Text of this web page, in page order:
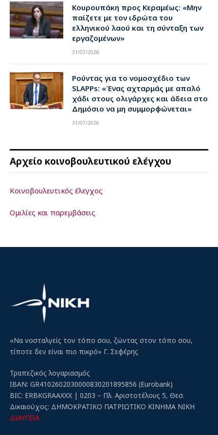
Κουρουπάκη προς Κεραμέως: «Μην
παίζετε με τον ιδρώτα του
ελληνικού λαού και τη σύνταξη των
εργαζομένων»
31/07/2026
Ρούντας για το νομοσχέδιο των
SLAPPs: «Ένας αχταρμάς με απαλό
χάδι στους ολιγάρχες και άδεια στο
Δημόσιο να μη συμμορφώνεται»
31/07/2026
Αρχείο κοινοβουλευτικού ελέγχου
Κοινοβουλευτικός έλεγχος
Ομιλίες και παρεμβάσεις
«Να νοσταλγείς τον τόπο σου, ζώντας στον τόπο σου,
τίποτε δεν είναι πιο πικρό» Γ. Σεφέρης
Τραπεζικός λογαριασμός
IBAN: GR4102602030000830201895856 (Eurobank)
BIC: ERBKGRAAXXX | 0203 – Πλ. Αριστοτέλους 5, Θεσ.
Δικαιούχος: ΔΗΜΟΚΡΑΤΙΚΟ ΠΑΤΡΙΩΤΙΚΟ ΚΙΝΗΜΑ ΝΙΚΗ
ΔΙΑΥΓΕΙΑ